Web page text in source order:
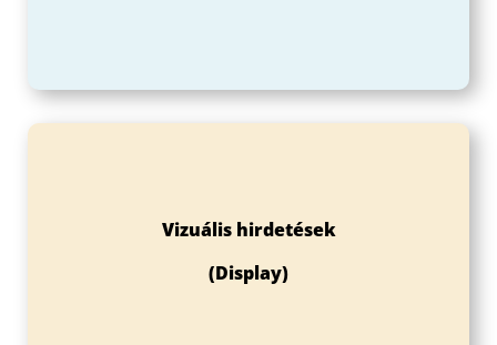
Vizuális hirdetések
(Display)